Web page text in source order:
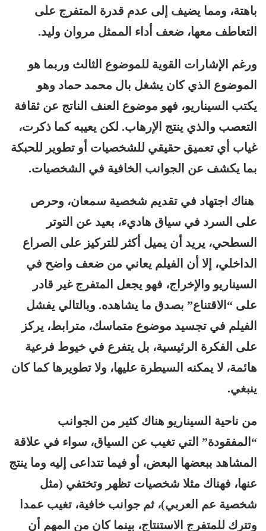
باهتة، ومما يضيف إلى عدم قدرة المتفرج على
التعاطف معها، ضعف أداء الممثل مروان وليد.
ورغم الإشارات القوية للموضوع الثالث وربما هو
الموضوع الذي كان يشغل بال محمد حماد وهو
يكتب السيناريو، فهو موضوع العنف الناتج عن ثقافة
التعصب والذي ينتج الإرهاب. لكن يعيبه كما ذكرت،
غياب أي تعميق حقيقي للشخصيات أو تطوير للحبكة
بما يكشف عن الجوانب الخافية في الشخصيات.
هناك اجتهاد في تقديم شخصية سمعان، وحرص
على السرد في سياق هاديء، بعيد عن التوتر
السطحي، يريد أن يميل أكثر للتركيز على الصراع
الداخلي، إلا أن الفيلم يعاني من ضعف واضح في
السيناريو والإخراج، فهو يجعل المتفرج غير قادر
على “الاقتناع” بصدق ما يشاهده. وبالتالي يفشل
الفيلم في تجسيد موضوع متماسك، مترابط، يركز
على الفكرة الرئيسية، بل يتفرع في خيوط فرعية
هائمة، لا يمكنه السيطرة عليها، ولا تطويرها كما كان
ينبغي.
من ناحية السيناريو هناك كثير من الجوانب
“المفقودة” التي تغيب عن السياق، سواء في علاقة
المشاهد ببعضها البعض، أو فيما تتداعى إليه وما ينتج
عنها، فهناك مثلا شخصيات تظهر وتختفي (مثل
شخصية عم العربي)، ثم جوانب خافية، تغيب عمدا
وتترك للمتفرج الاستنتاج، بينما كان من المهم أن